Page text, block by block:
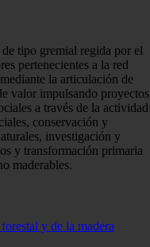
tipo gremial regida por el
pertenecientes a la red
la articulación de
valor impulsando proyectos
a través de la actividad
conservación y
investigación y
y transformación primaria
maderables.
y de la madera